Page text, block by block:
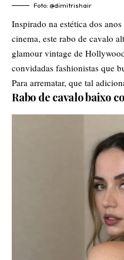
Foto: @dimitrishair
Inspirado na estética dos
cinema, este rabo de cavalo
glamour vintage de
convidadas fashionistas que
Para arrematar, que tal
Rabo de cavalo baixo